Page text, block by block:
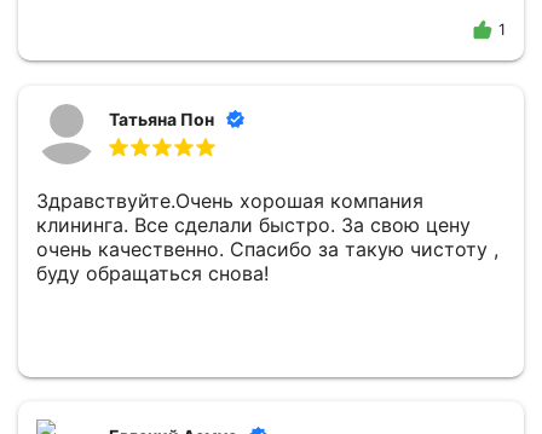
1
Татьяна Пон
Здравствуйте.Очень хорошая компания
клининга. Все сделали быстро. За свою цену
очень качественно. Спасибо за такую чистоту ,
буду обращаться снова!